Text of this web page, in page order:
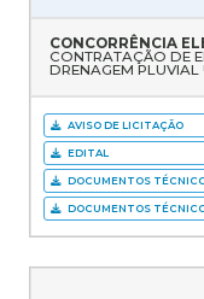
CONCORRÊNCIA
CONTRATAÇÃO DE
DRENAGEM
AVISO DE LICITAÇÃO
EDITAL
DOCUMENTOS
DOCUMENTOS